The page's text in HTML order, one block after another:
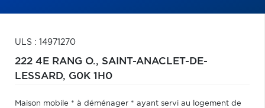
ULS : 14971270
222 4E RANG O., SAINT-ANACLET-DE-
LESSARD, G0K 1H0
Maison mobile * à déménager * ayant servi au logement de